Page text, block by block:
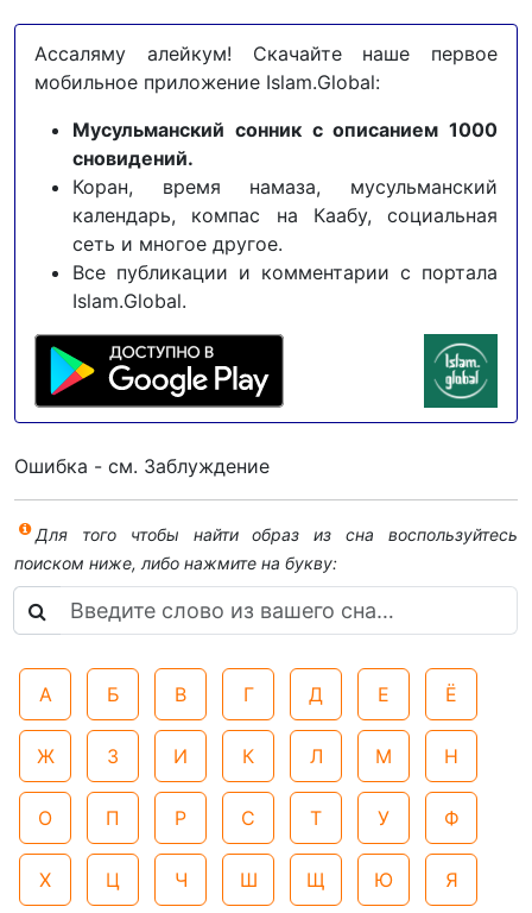
Ассаляму алейкум! Скачайте наше первое
мобильное приложение Islam.Global:
Мусульманский сонник с описанием 1000
сновидений.
Коран, время намаза, мусульманский
календарь, компас на Каабу, социальная
сеть и многое другое.
Все публикации и комментарии с портала
Islam.Global.
Ошибка - см. Заблуждение
Для того чтобы найти образ из сна воспользуйтесь
поиском ниже, либо нажмите на букву:
А Б В Г Д Е Ё
Ж З И К Л М Н
О П Р С Т У Ф
Х Ц Ч Ш Щ Ю Я